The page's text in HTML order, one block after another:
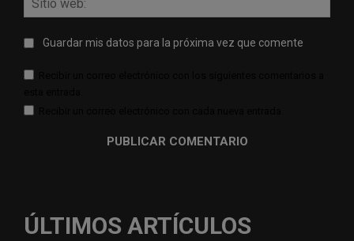
Guardar mis datos para la próxima vez que comente
ÚLTIMOS ARTÍCULOS